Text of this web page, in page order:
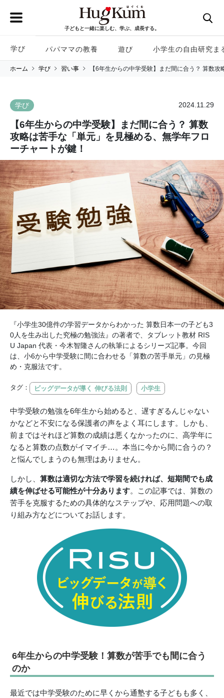
子どもと一緒に楽しむ、学ぶ、成長する。
学び パパママの教養 遊び 小学生の自由研究ま
ホーム 学び 習い事 【6年生からの中学受験】まだ間に合う？ 算数
学び 2024.11.29
【6年生からの中学受験】まだ間に合う？ 算数
攻略は苦手な「単元」を見極める、無学年フロ
ーチャートが鍵！
『小学生30億件の学習データからわかった 算数日本一の子ども3
0人を生み出した究極の勉強法』の著者で、タブレット教材 RIS
U Japan 代表・今木智隆さんの執筆によるシリーズ記事。今回
は、小6から中学受験に間に合わせる「算数の苦手単元」の見極
め・克服法です。
タグ： ビッグデータが導く 伸びる法則 小学生
中学受験の勉強を6年生から始めると、遅すぎるんじゃない
かなどと不安になる保護者の声をよく耳にします。しかも、
前まではそれほど算数の成績は悪くなかったのに、高学年に
なると算数の点数がイマイチ…。本当に今から間に合うの？
と悩んでしまうのも無理はありません。
しかし、 算数は適切な方法で学習を続ければ、短期間でも成
績を伸ばせる可能性が十分あります。この記事では、算数の
苦手を克服するための具体的なステップや、応用問題への取
り組み方などについてお話します。
6年生からの中学受験！算数が苦手でも間に合う
のか
最近では中学受験のために早くから通塾する子どもも多く、